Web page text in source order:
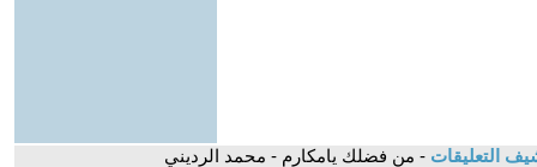
التعليقات - من فضلك يامكارم - محمد الرديني